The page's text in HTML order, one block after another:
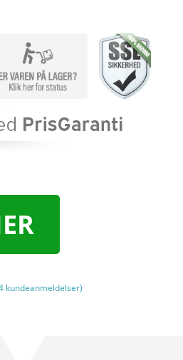
kundeanmeldelser)